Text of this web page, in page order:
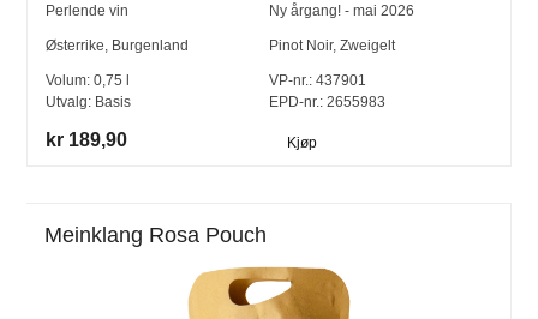
Perlende vin Ny årgang! - mai 2026
Østerrike Burgenland Pinot Noir, Zweigelt
Volum:0,75 l
Utvalg: Basis
VP-nr.: 437901
EPD-nr.: 2655983
kr 189,90 Kjøp
Meinklang Rosa Pouch